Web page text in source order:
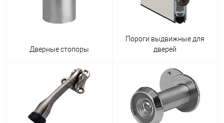
Дверные стопоры
Пороги выдвижные для
дверей